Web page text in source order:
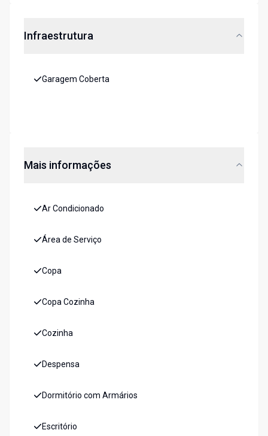
Infraestrutura
Garagem Coberta
Mais informações
Ar Condicionado
Área de Serviço
Copa
Copa Cozinha
Cozinha
Despensa
Dormitório com Armários
Escritório